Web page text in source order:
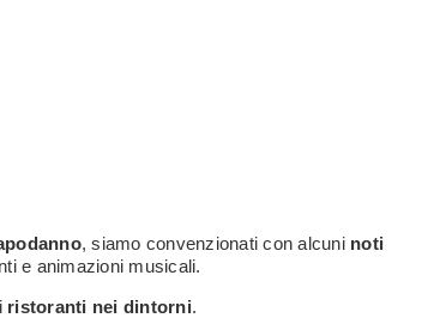
, siamo convenzionati con alcuni noti
e animazioni musicali.
ristoranti nei dintorni.